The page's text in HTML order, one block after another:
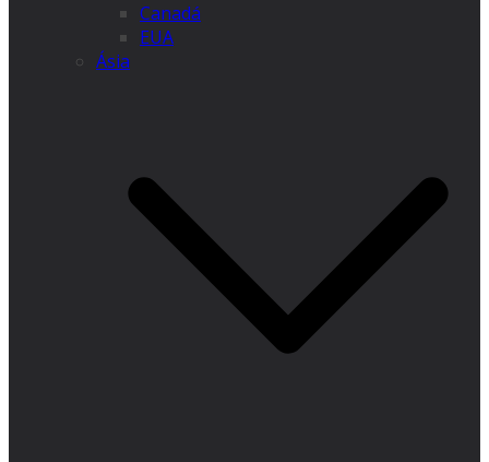
Canadá
EUA
Ásia